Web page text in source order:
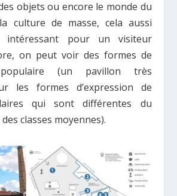
objets ou encore le monde du
culture de masse, cela aussi
intéressant pour un visiteur
on peut voir des formes de
populaire (un pavillon très
les formes d’expression de
qui sont différentes du
classes moyennes).